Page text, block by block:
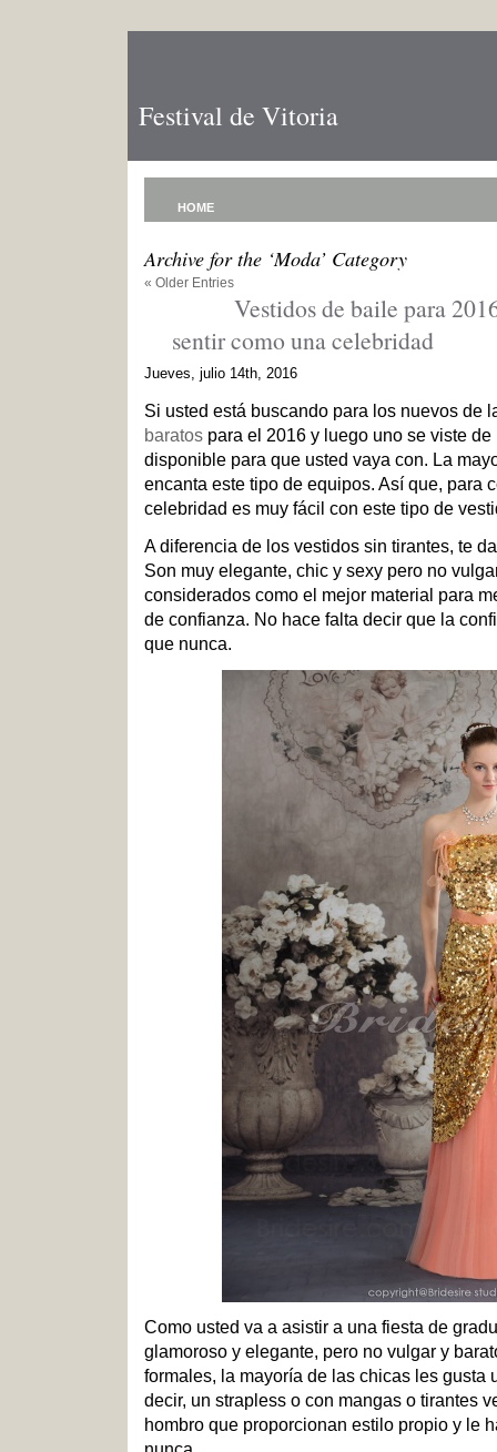
Festival de Vitoria
HOME
Archive for the ‘Moda’ Category
« Older Entries
Vestidos de baile para
sentir como una celebridad
Jueves, julio 14th, 2016
Si usted está buscando para los nuevos de
baratos para el 2016 y luego uno se viste
disponible para que usted vaya con. La
encanta este tipo de equipos. Así que, para
celebridad es muy fácil con este tipo de
A diferencia de los vestidos sin tirantes, te
Son muy elegante, chic y sexy pero no
considerados como el mejor material para
de confianza. No hace falta decir que la
que nunca.
Como usted va a asistir a una fiesta de
glamoroso y elegante, pero no vulgar y
formales, la mayoría de las chicas les gusta
decir, un strapless o con mangas o tirantes
hombro que proporcionan estilo propio y le